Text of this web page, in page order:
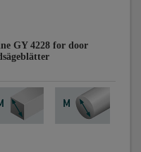
GY 4228 for door